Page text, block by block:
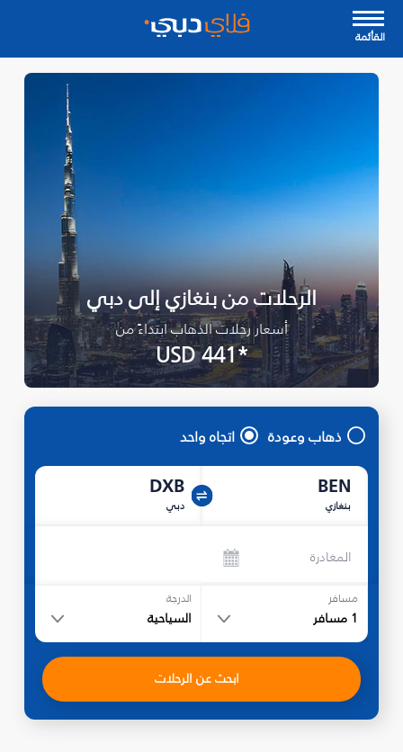
القأئمة
الرحلات من بنغازي إلى دبي
أسعار رحلات الذهاب ابتداءً من
*USD 441
ذهاب وعودة اتجاه واحد
BEN
بنغازي
DXB
دبي
المغادرة
مسافر
1 مسافر
الدرجة
السياحية
ابحث عن الرحلات